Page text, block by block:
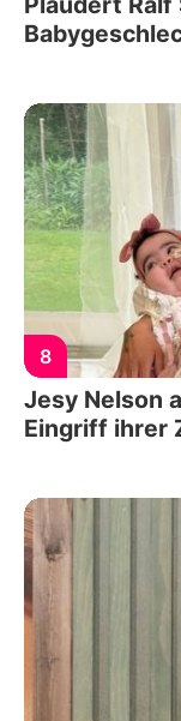
8
Jesy Nelson
Eingriff ihrer